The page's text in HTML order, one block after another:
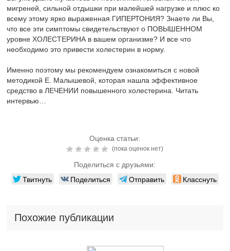
мигреней, сильной отдышки при малейшей нагрузке и плюс ко
всему этому ярко выраженная ГИПЕРТОНИЯ? Знаете ли Вы,
что все эти симптомы свидетельствуют о ПОВЫШЕННОМ
уровне ХОЛЕСТЕРИНА в вашем организме? И все что
необходимо это привести холестерин в норму.
Именно поэтому мы рекомендуем ознакомиться с новой
методикой Е. Малышевой, которая нашла эффективное
средство в ЛЕЧЕНИИ повышенного холестерина. Читать
интервью…
Оценка статьи:
(пока оценок нет)
Поделиться с друзьями:
Твитнуть Поделиться Отправить Класснуть
Похожие публикации